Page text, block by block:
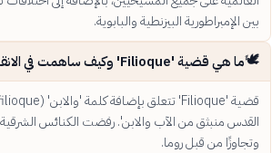
بين الإمبراطورية البيزنطية والبابوية.
🕊️ما هي قضية 'Filioque' وكيف ساهمت في الانقسام؟
القدس منبثق من الآب والابن'. رفضت الكنائس الشرقية
وتجاوزًا من قبل روما.